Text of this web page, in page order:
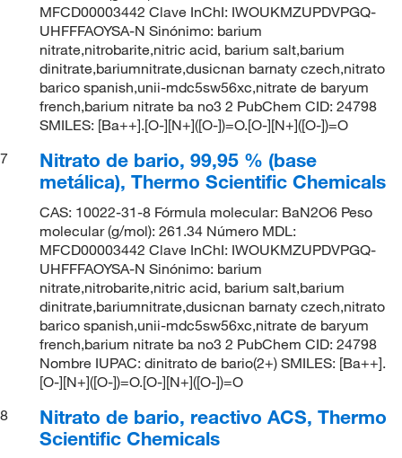
MFCD00003442 Clave InChI: IWOUKMZUPDVPGQ-
UHFFFAOYSA-N Sinónimo: barium
nitrate,nitrobarite,nitric acid, barium salt,barium
dinitrate,bariumnitrate,dusicnan barnaty czech,nitrato
barico spanish,unii-mdc5sw56xc,nitrate de baryum
french,barium nitrate ba no3 2 PubChem CID: 24798
SMILES: [Ba++].[O-][N+]([O-])=O.[O-][N+]([O-])=O
7
Nitrato de bario, 99,95 % (base
metálica), Thermo Scientific Chemicals
CAS: 10022-31-8 Fórmula molecular: BaN2O6 Peso
molecular (g/mol): 261.34 Número MDL:
MFCD00003442 Clave InChI: IWOUKMZUPDVPGQ-
UHFFFAOYSA-N Sinónimo: barium
nitrate,nitrobarite,nitric acid, barium salt,barium
dinitrate,bariumnitrate,dusicnan barnaty czech,nitrato
barico spanish,unii-mdc5sw56xc,nitrate de baryum
french,barium nitrate ba no3 2 PubChem CID: 24798
Nombre IUPAC: dinitrato de bario(2+) SMILES: [Ba++].
[O-][N+]([O-])=O.[O-][N+]([O-])=O
8
Nitrato de bario, reactivo ACS, Thermo
Scientific Chemicals